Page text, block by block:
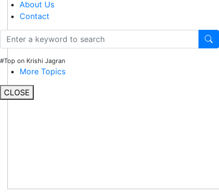
About Us
Contact
#Top on Krishi Jagran
More Topics
CLOSE